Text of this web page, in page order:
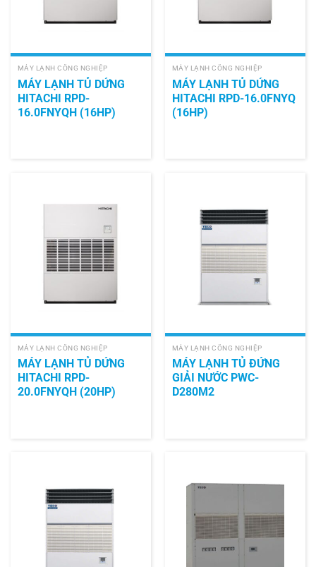
MÁY LẠNH CÔNG NGHIỆP
MÁY LẠNH TỦ DỨNG
HITACHI RPD-
16.0FNYQH (16HP)
MÁY LẠNH CÔNG NGHIỆP
MÁY LẠNH TỦ DỨNG
HITACHI RPD-16.0FNYQ
(16HP)
MÁY LẠNH CÔNG NGHIỆP
MÁY LẠNH TỦ DỨNG
HITACHI RPD-
20.0FNYQH (20HP)
MÁY LẠNH CÔNG NGHIỆP
MÁY LẠNH TỦ ĐỨNG
GIẢI NƯỚC PWC-
D280M2